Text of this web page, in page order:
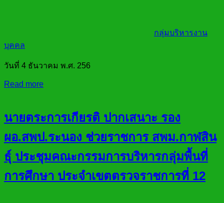
กลุ่มบริหารงาน
บุคคล
วันที่ 4 ธันวาคม พ.ศ. 256
Read more
นายตระการเกียรติ ปากเสนาะ รอง
ผอ.สพป.ระนอง ช่วยราชการ สพม.กาฬสิน
ธ์ุ ประชุมคณะกรรมการบริหารกลุ่มพื้นที่
การศึกษา ประจำเขตตรวจราชการที่ 12